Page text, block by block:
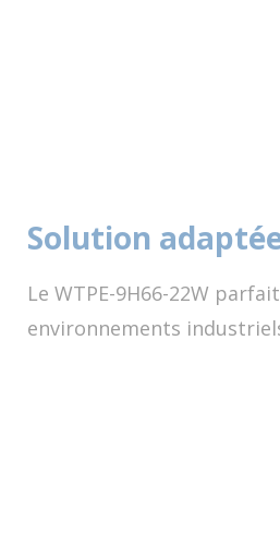
Solution
Le WTPE-9H66-22W
environnements